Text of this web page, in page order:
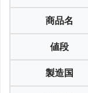
商品名
値段
製造国